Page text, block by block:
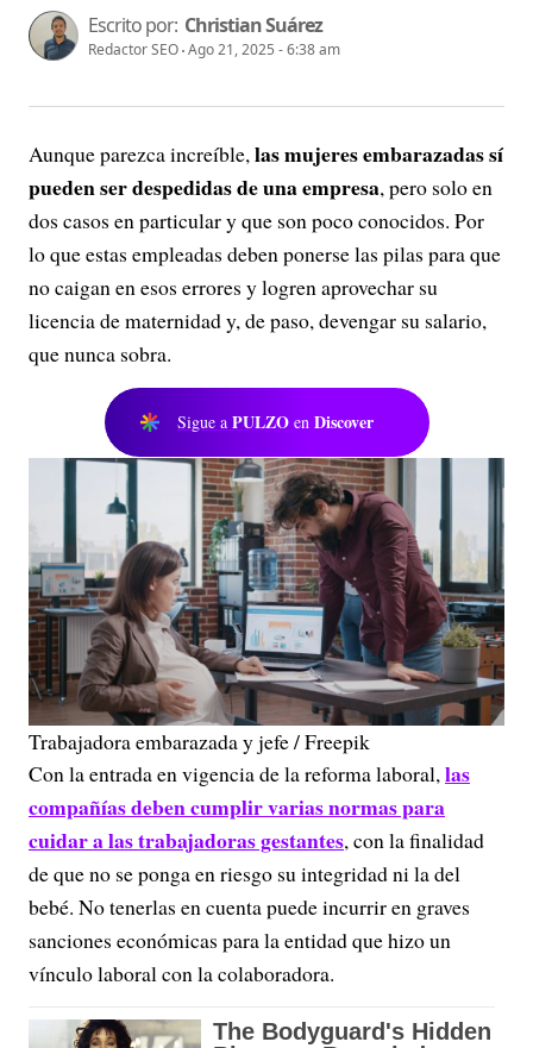
Escrito por: Christian Suárez
Redactor SEO Ago 21, 2025 - 6:38 am
Aunque parezca increíble,las mujeres embarazadas sí
pueden ser despedidas de una empresa, pero solo en
dos casos en particular y que son poco conocidos. Por
lo que estas empleadas deben ponerse las pilas para que
no caigan en esos errores y logren aprovechar su
licencia de maternidad y, de paso, devengar su salario,
que nunca sobra.
Sigue a PULZO en Discover
Trabajadora embarazada y jefe / Freepik
Con la entrada en vigencia de la reforma laboral,las
compañías deben cumplir varias normas para
cuidar a las trabajadoras gestantes, con la finalidad
de que no se ponga en riesgo su integridad ni la del
bebé. No tenerlas en cuenta puede incurrir en graves
sanciones económicas para la entidad que hizo un
vínculo laboral con la colaboradora.